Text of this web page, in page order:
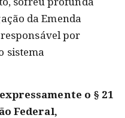
da Emenda
por
sistema
o § 21
Federal,